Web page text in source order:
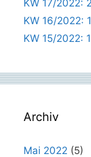
KW 17/2022:
KW 16/2022:
KW 15/2022:
Archiv
Mai 2022 (5)